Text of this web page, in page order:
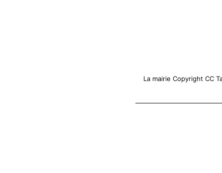
La mairie Copyright CC